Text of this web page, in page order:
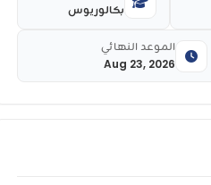
بكالوريوس
Aug 23, 2026
الموعد النهائي